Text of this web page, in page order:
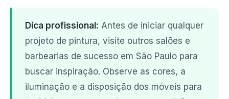
Dica profissional: Antes de iniciar qualquer
projeto de pintura, visite outros salões e
barbearias de sucesso em São Paulo para
buscar inspiração. Observe as cores, a
iluminação e a disposição dos móveis para